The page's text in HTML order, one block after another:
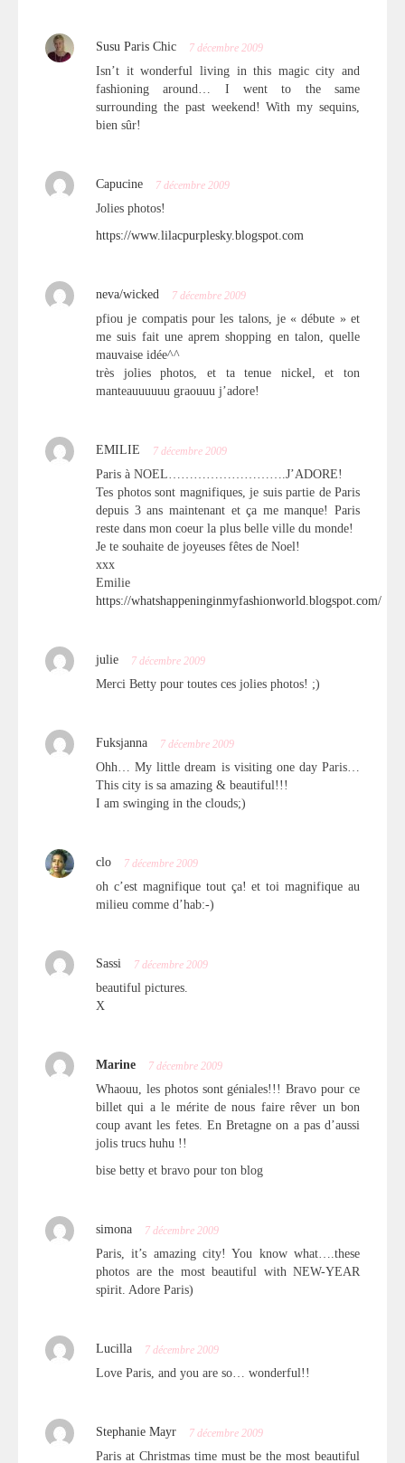
Susu Paris Chic 7 décembre 2009
Isn’t it wonderful living in this magic city and
fashioning around… I went to the same
surrounding the past weekend! With my sequins,
bien sûr!
Capucine 7 décembre 2009
Jolies photos!
https://www.lilacpurplesky.blogspot.com
neva/wicked 7 décembre 2009
pfiou je compatis pour les talons, je « débute » et
me suis fait une aprem shopping en talon, quelle
mauvaise idée^^
très jolies photos, et ta tenue nickel, et ton
manteauuuuuu graouuu j’adore!
EMILIE 7 décembre 2009
Paris à NOEL……………………….J’ADORE!
Tes photos sont magnifiques, je suis partie de Paris
depuis 3 ans maintenant et ça me manque! Paris
reste dans mon coeur la plus belle ville du monde!
Je te souhaite de joyeuses fêtes de Noel!
xxx
Emilie
https://whatshappeninginmyfashionworld.blogspot.com/
julie 7 décembre 2009
Merci Betty pour toutes ces jolies photos! ;)
Fuksjanna 7 décembre 2009
Ohh… My little dream is visiting one day Paris…
This city is sa amazing & beautiful!!!
I am swinging in the clouds;)
clo 7 décembre 2009
oh c’est magnifique tout ça! et toi magnifique au
milieu comme d’hab:-)
Sassi 7 décembre 2009
beautiful pictures.
X
Marine 7 décembre 2009
Whaouu, les photos sont géniales!!! Bravo pour ce
billet qui a le mérite de nous faire rêver un bon
coup avant les fetes. En Bretagne on a pas d’aussi
jolis trucs huhu !!
bise betty et bravo pour ton blog
simona 7 décembre 2009
Paris, it’s amazing city! You know what….these
photos are the most beautiful with NEW-YEAR
spirit. Adore Paris)
Lucilla 7 décembre 2009
Love Paris, and you are so… wonderful!!
Stephanie Mayr 7 décembre 2009
Paris at Christmas time must be the most beautiful